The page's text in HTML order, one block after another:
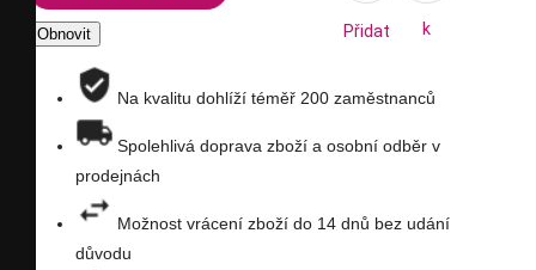
Přidat
seznam
k
Na kvalitu dohlíží téměř 200 zaměstnanců
Spolehlivá doprava zboží a osobní odběr v
prodejnách
Možnost vrácení zboží do 14 dnů bez udání
důvodu